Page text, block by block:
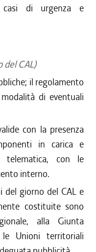
di urgenza e
del CAL)
il regolamento
di eventuali
con la presenza
in carica e
telematica, con le
interno.
del giorno del CAL e
costituite sono
alla Giunta
Unioni territoriali